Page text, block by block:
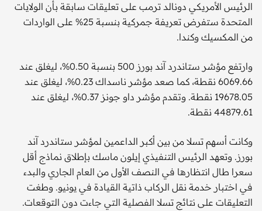
الرئيس الأمريكي دونالد ترمب على تعليقات سابقة بأن الولايات
المتحدة ستفرض تعريفة جمركية بنسبة 25% على الواردات
من المكسيك وكندا.
وارتفع مؤشر ستاندرد آند بورز 500 بنسبة 0.50%، ليغلق عند
6069.66 نقطة، كما صعد مؤشر ناسداك 0.23%، ليغلق عند
19678.05 نقطة. وتقدم مؤشر داو جونز 0.37%، ليغلق عند
44879.61 نقطة.
وكانت أسهم تسلا من بين أكبر الداعمين لمؤشر ستاندرد آند
بورز. وتعهد الرئيس التنفيذي إيلون ماسك بإطلاق نماذج أقل
سعرا طال انتظارها في النصف الأول من العام الجاري والبدء
في اختبار خدمة نقل الركاب ذاتية القيادة في يونيو. وطغت
التعليقات على نتائج تسلا الفصلية التي جاءت دون التوقعات.